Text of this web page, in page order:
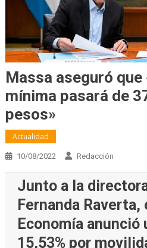
Massa aseguró
mínima pasará de
pesos»
Actualidad
10/08/2022 Redacción
Junto a la
Fernanda
Economía anunció
15,53% por